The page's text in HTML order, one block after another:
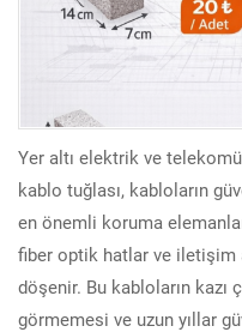
Yer altı elektrik ve
kablo tuğlası, kabloların
en önemli koruma
fiber optik hatlar ve iletişim
döşenir. Bu kabloların kazı
görmemesi ve uzun yıllar